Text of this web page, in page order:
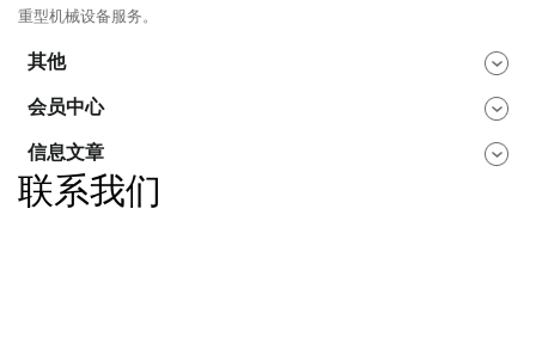
重型机械设备服务。
其他
会员中心
信息文章
联系我们